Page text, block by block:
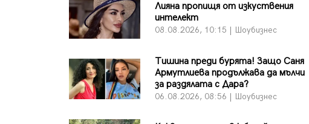
Лияна пропищя от изкуствения
интелект
08.08.2026, 10:15 | Шоубизнес
Тишина преди бурята! Защо Саня
Армутлиева продължава да мълчи
за раздялата с Дара?
06.08.2026, 08:56 | Шоубизнес